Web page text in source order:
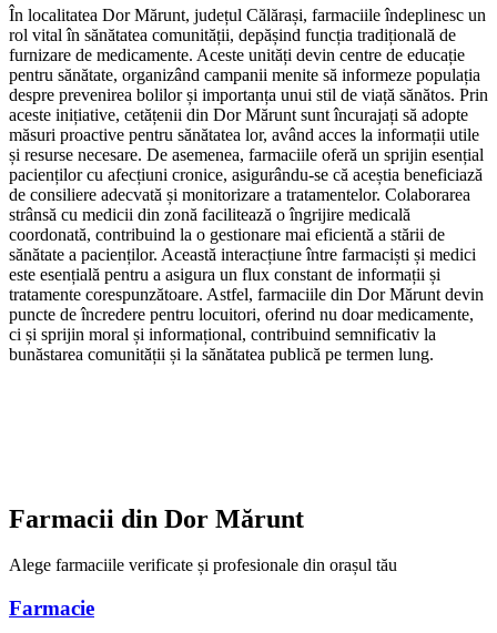
În localitatea Dor Mărunt, județul Călărași, farmaciile îndeplinesc un
rol vital în sănătatea comunității, depășind funcția tradițională de
furnizare de medicamente. Aceste unități devin centre de educație
pentru sănătate, organizând campanii menite să informeze populația
despre prevenirea bolilor și importanța unui stil de viață sănătos. Prin
aceste inițiative, cetățenii din Dor Mărunt sunt încurajați să adopte
măsuri proactive pentru sănătatea lor, având acces la informații utile
și resurse necesare. De asemenea, farmaciile oferă un sprijin esențial
pacienților cu afecțiuni cronice, asigurându-se că aceștia beneficiază
de consiliere adecvată și monitorizare a tratamentelor. Colaborarea
strânsă cu medicii din zonă facilitează o îngrijire medicală
coordonată, contribuind la o gestionare mai eficientă a stării de
sănătate a pacienților. Această interacțiune între farmaciști și medici
este esențială pentru a asigura un flux constant de informații și
tratamente corespunzătoare. Astfel, farmaciile din Dor Mărunt devin
puncte de încredere pentru locuitori, oferind nu doar medicamente,
ci și sprijin moral și informațional, contribuind semnificativ la
bunăstarea comunității și la sănătatea publică pe termen lung.
Farmacii din Dor Mărunt
Alege farmaciile verificate și profesionale din orașul tău
Farmacie